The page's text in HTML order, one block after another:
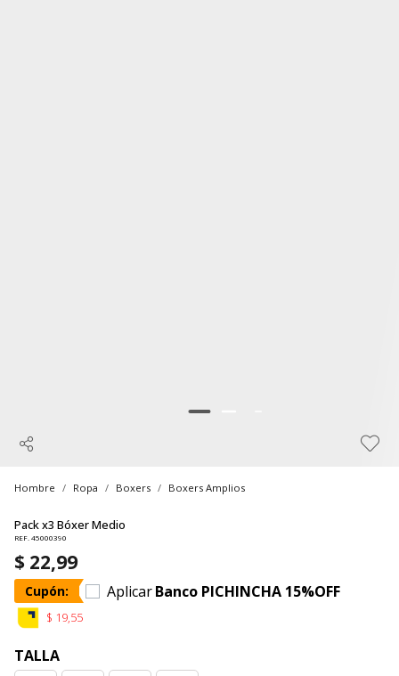
Hombre Ropa Boxers Boxers Amplios
Pack x3 Bóxer Medio
REF. 45000390
$ 22,99
Cupón: AplicarBanco PICHINCHA 15%OFF
$ 19,55
TALLA